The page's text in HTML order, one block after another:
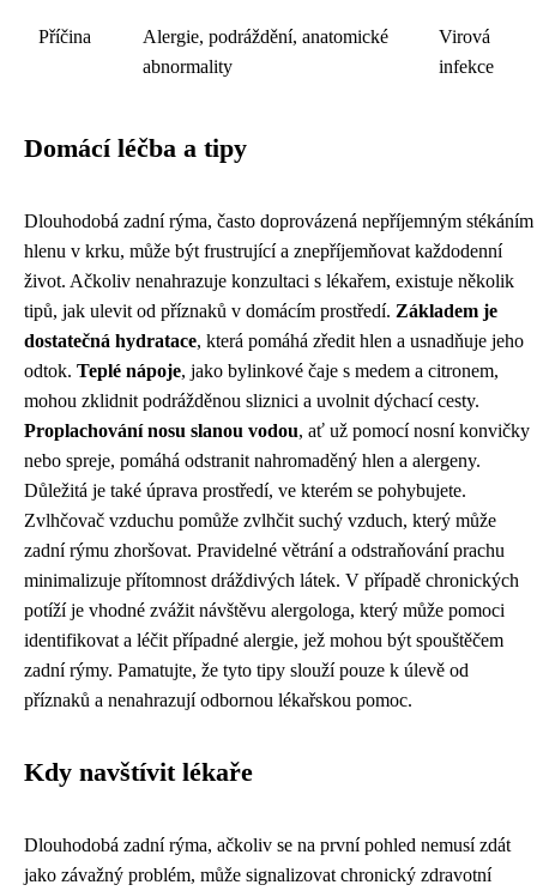
Příčina
Alergie, podráždění, anatomické
abnormality
Virová
infekce
Domácí léčba a tipy
Dlouhodobá zadní rýma, často doprovázená nepříjemným stékáním
hlenu v krku, může být frustrující a znepříjemňovat každodenní
život. Ačkoliv nenahrazuje konzultaci s lékařem, existuje několik
tipů, jak ulevit od příznaků v domácím prostředí. Základem je
dostatečná hydratace, která pomáhá zředit hlen a usnadňuje jeho
odtok. Teplé nápoje, jako bylinkové čaje s medem a citronem,
mohou zklidnit podrážděnou sliznici a uvolnit dýchací cesty.
Proplachování nosu slanou vodou, ať už pomocí nosní konvičky
nebo spreje, pomáhá odstranit nahromaděný hlen a alergeny.
Důležitá je také úprava prostředí, ve kterém se pohybujete.
Zvlhčovač vzduchu pomůže zvlhčit suchý vzduch, který může
zadní rýmu zhoršovat. Pravidelné větrání a odstraňování prachu
minimalizuje přítomnost dráždivých látek. V případě chronických
potíží je vhodné zvážit návštěvu alergologa, který může pomoci
identifikovat a léčit případné alergie, jež mohou být spouštěčem
zadní rýmy. Pamatujte, že tyto tipy slouží pouze k úlevě od
příznaků a nenahrazují odbornou lékařskou pomoc.
Kdy navštívit lékaře
Dlouhodobá zadní rýma, ačkoliv se na první pohled nemusí zdát
jako závažný problém, může signalizovat chronický zdravotní